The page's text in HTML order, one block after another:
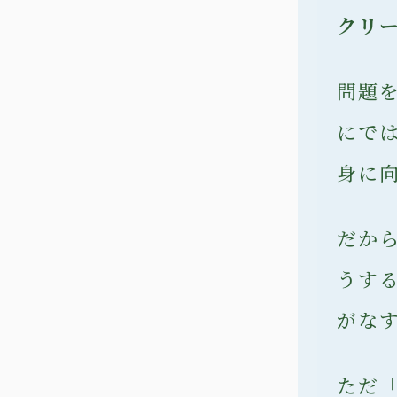
クリ
問題
にで
身に
だか
うす
がな
ただ